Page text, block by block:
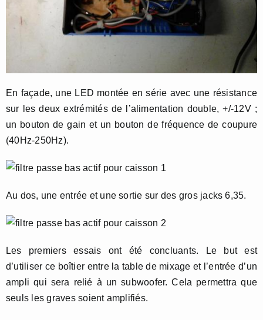
En façade, une LED montée en série avec une résistance
sur les deux extrémités de l’alimentation double, +/-12V ;
un bouton de gain et un bouton de fréquence de coupure
(40Hz-250Hz).
Au dos, une entrée et une sortie sur des gros jacks 6,35.
Les premiers essais ont été concluants. Le but est
d’utiliser ce boîtier entre la table de mixage et l’entrée d’un
ampli qui sera relié à un subwoofer. Cela permettra que
seuls les graves soient amplifiés.